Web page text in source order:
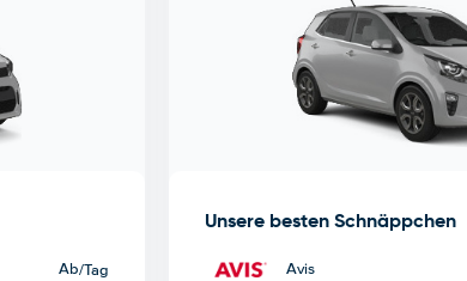
Ab/Tag
Unsere besten Schnäppchen
Avis